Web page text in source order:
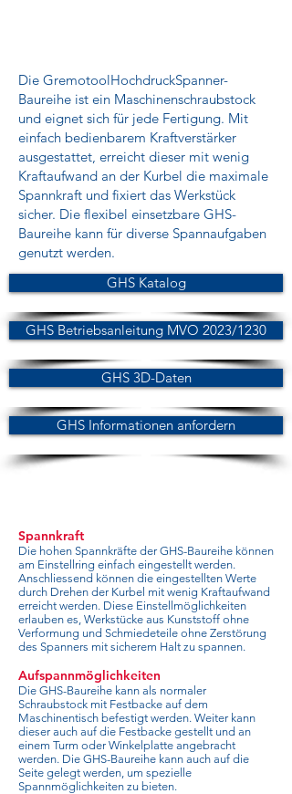
Die GremotoolHochdruckSpanner-
Baureihe ist ein Maschinenschraubstock
und eignet sich für jede Fertigung. Mit
einfach bedienbarem Kraftverstärker
ausgestattet, erreicht dieser mit wenig
Kraftaufwand an der Kurbel die maximale
Spannkraft und fixiert das Werkstück
sicher. Die flexibel einsetzbare GHS-
Baureihe kann für diverse Spannaufgaben
genutzt werden.
GHS Katalog
GHS Betriebsanleitung MVO 2023/1230
GHS 3D-Daten
GHS Informationen anfordern
Spannkraft
Die hohen Spannkräfte der GHS-Baureihe können
am Einstellring einfach eingestellt werden.
Anschliessend können die eingestellten Werte
durch Drehen der Kurbel mit wenig Kraftaufwand
erreicht werden. Diese Einstellmöglichkeiten
erlauben es, Werkstücke aus Kunststoff ohne
Verformung und Schmiedeteile ohne Zerstörung
des Spanners mit sicherem Halt zu spannen.
Aufspannmöglichkeiten
Die GHS-Baureihe kann als normaler
Schraubstock mit Festbacke auf dem
Maschinentisch befestigt werden. Weiter kann
dieser auch auf die Festbacke gestellt und an
einem Turm oder Winkelplatte angebracht
werden. Die GHS-Baureihe kann auch auf die
Seite gelegt werden, um spezielle
Spannmöglichkeiten zu bieten.